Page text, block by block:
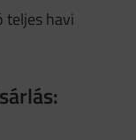
teljes havi